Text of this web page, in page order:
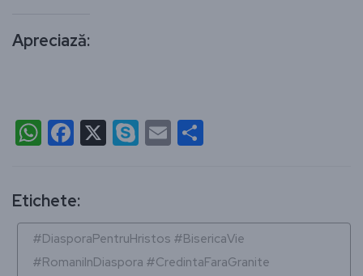
Apreciază:
WhatsApp
Facebook
X Skype
Email
Etichete:
#DiasporaPentruHristos #BisericaVie
#RomaniInDiaspora #CredintaFaraGranite